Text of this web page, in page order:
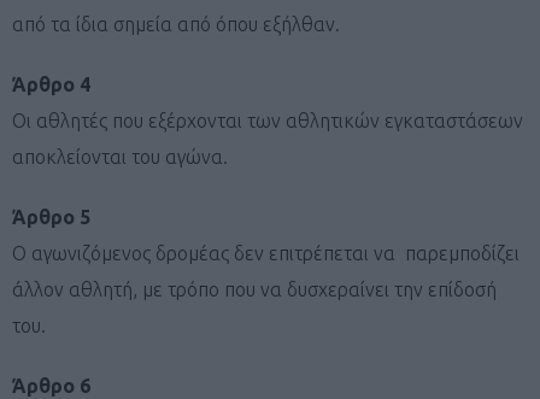
από τα ίδια σημεία από όπου εξήλθαν.
Άρθρο 4
Οι αθλητές που εξέρχονται των αθλητικών εγκαταστάσεων
αποκλείονται του αγώνα.
Άρθρο 5
Ο αγωνιζόμενος δρομέας δεν επιτρέπεται να παρεμποδίζει
άλλον αθλητή, με τρόπο που να δυσχεραίνει την επίδοσή
του.
Άρθρο 6